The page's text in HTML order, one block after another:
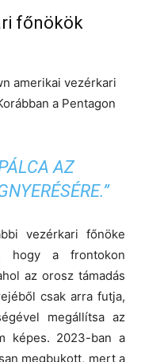
főnökök
amerikai vezérkari
a Pentagon
AZ
vezérkari főnöke
hogy a frontokon
az orosz támadás
csak arra futja,
megállítsa az
képes. 2023-ban a
megbukott, mert a